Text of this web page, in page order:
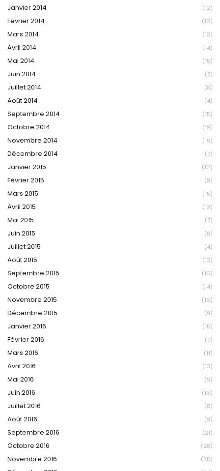
Janvier 2014 (12)
Février 2014 (10)
Mars 2014 (13)
Avril 2014 (14)
Mai 2014 (15)
Juin 2014 (7)
Juillet 2014 (8)
Août 2014 (4)
Septembre 2014 (15)
Octobre 2014 (19)
Novembre 2014 (19)
Décembre 2014 (7)
Janvier 2015 (10)
Février 2015 (9)
Mars 2015 (15)
Avril 2015 (13)
Mai 2015 (7)
Juin 2015 (8)
Juillet 2015 (4)
Août 2015 (13)
Septembre 2015 (16)
Octobre 2015 (14)
Novembre 2015 (16)
Décembre 2015 (9)
Janvier 2016 (15)
Février 2016 (7)
Mars 2016 (11)
Avril 2016 (13)
Mai 2016 (9)
Juin 2016 (16)
Juillet 2016 (8)
Août 2016 (9)
Septembre 2016 (21)
Octobre 2016 (28)
Novembre 2016 (35)